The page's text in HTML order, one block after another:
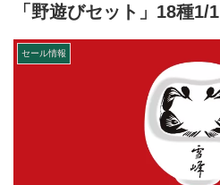
「野遊びセット」18種1/
セール情報